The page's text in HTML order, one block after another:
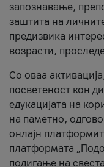
запознавање,
заштита на
предизвика
возрасти,
Со оваа
посветеност кон
едукацијата на
на паметно,
онлајн
платформата
подигање на